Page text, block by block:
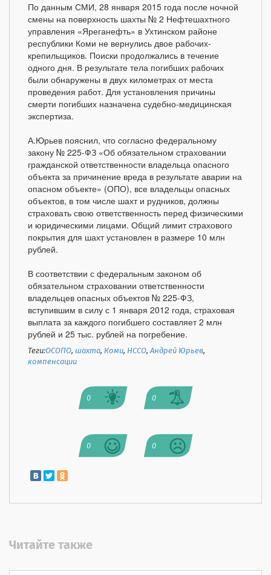
По данным СМИ, 28 января 2015 года после ночной
смены на поверхность шахты № 2 Нефтешахтного
управления «Яреганефть» в Ухтинском районе
республики Коми не вернулись двое рабочих-
крепильщиков. Поиски продолжались в течение
одного дня. В результате тела погибших рабочих
были обнаружены в двух километрах от места
проведения работ. Для установления причины
смерти погибших назначена судебно-медицинская
экспертиза.
А.Юрьев пояснил, что согласно федеральному
закону № 225-ФЗ «Об обязательном страховании
гражданской ответственности владельца опасного
объекта за причинение вреда в результате аварии на
опасном объекте» (ОПО), все владельцы опасных
объектов, в том числе шахт и рудников, должны
страховать свою ответственность перед физическими
и юридическими лицами. Общий лимит страхового
покрытия для шахт установлен в размере 10 млн
рублей.
В соответствии с федеральным законом об
обязательном страховании ответственности
владельцев опасных объектов № 225-ФЗ,
вступившим в силу с 1 января 2012 года, страховая
выплата за каждого погибшего составляет 2 млн
рублей и 25 тыс. рублей на погребение.
Теги:ОСОПО, шахта, Коми, НССО,Андрей Юрьев,
компенсации
0 0
0 0
Читайте также